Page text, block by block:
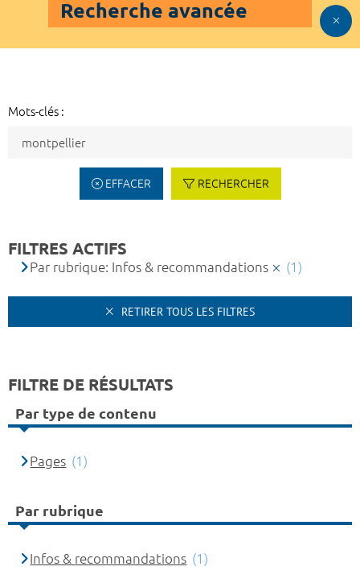
Recherche avancée
Mots-clés :
EFFACER RECHERCHER
FILTRES ACTIFS
Par rubrique: Infos & recommandations (1)
RETIRER TOUS LES FILTRES
FILTRE DE RÉSULTATS
Par type de contenu
Pages (1)
Par rubrique
Infos & recommandations (1)